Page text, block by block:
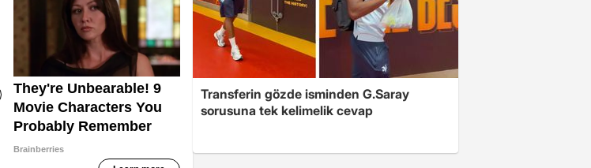
Transferin gözde isminden G.Saray
sorusuna tek kelimelik cevap